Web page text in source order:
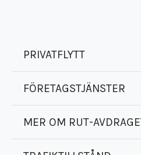
PRIVATFLYTT
Bohagsflytt åt
förekommande tjänsterna
regelbundet utför i
Beroende på önskemål och
FÖRETAGSTJÄNSTER
Vår flyttfirma hjälper
föreningar, kommuner och
MER OM RUT-